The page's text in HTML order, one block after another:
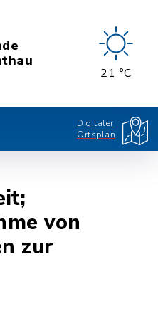
21 °C
Digitaler
Ortsplan
von
zur